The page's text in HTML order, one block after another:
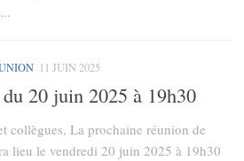
11 JUIN 2025
20 juin 2025 à 19h30
collègues, La prochaine réunion de
lieu le vendredi 20 juin 2025 à 19h30